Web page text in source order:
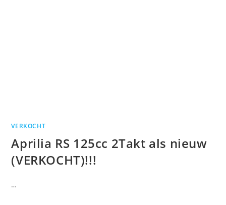
VERKOCHT
Aprilia RS 125cc 2Takt als nieuw
(VERKOCHT)!!!
…